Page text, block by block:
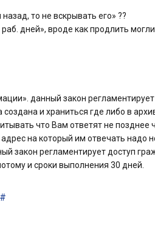
то не вскрывать его» ??
дней», вроде как продлить
данный закон
и храниться где либо в
что Вам ответят не позднее
на который им отвечать надо
закон регламентирует доступ
и сроки выполнения 30 дней.
#